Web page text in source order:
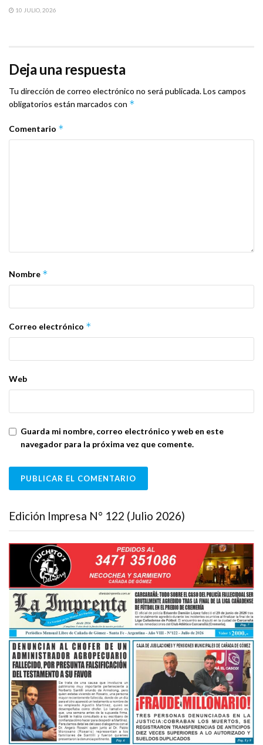
10 JULIO, 2026
Deja una respuesta
Tu dirección de correo electrónico no será publicada.Los campos
obligatorios están marcados con *
Comentario *
Nombre *
Correo electrónico *
Web
Guarda mi nombre, correo electrónico y web en este
navegador para la próxima vez que comente.
Edición Impresa N° 122 (Julio 2026)